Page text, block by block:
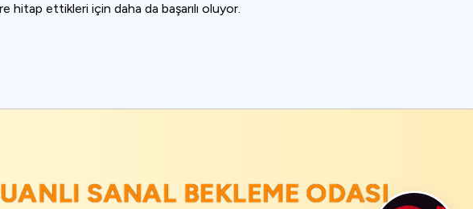
hitap ettikleri için daha da başarılı oluyor.
SANAL BEKLEME ODASI